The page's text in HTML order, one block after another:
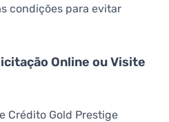
condições para evitar
Online ou Visite
Crédito Gold Prestige